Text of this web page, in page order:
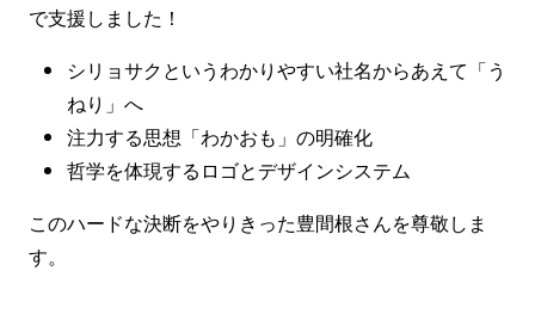
で支援しました！
シリョサクというわかりやすい社名からあえて「う
ねり」へ
注力する思想「わかおも」の明確化
哲学を体現するロゴとデザインシステム
このハードな決断をやりきった豊間根さんを尊敬しま
す。